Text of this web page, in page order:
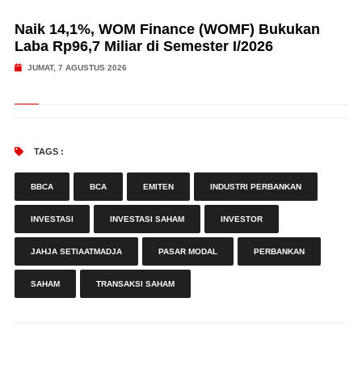
Naik 14,1%, WOM Finance (WOMF) Bukukan
Laba Rp96,7 Miliar di Semester I/2026
JUMAT, 7 AGUSTUS 2026
TAGS :
BBCA BCA EMITEN INDUSTRI PERBANKAN
INVESTASI INVESTASI SAHAM INVESTOR
JAHJA SETIAATMADJA PASAR MODAL PERBANKAN
SAHAM TRANSAKSI SAHAM